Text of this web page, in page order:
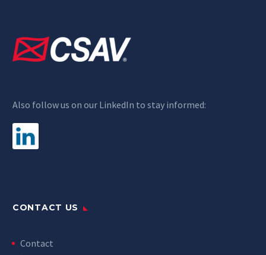
Also follow us on our LinkedIn to stay informed:
CONTACT US
Contact